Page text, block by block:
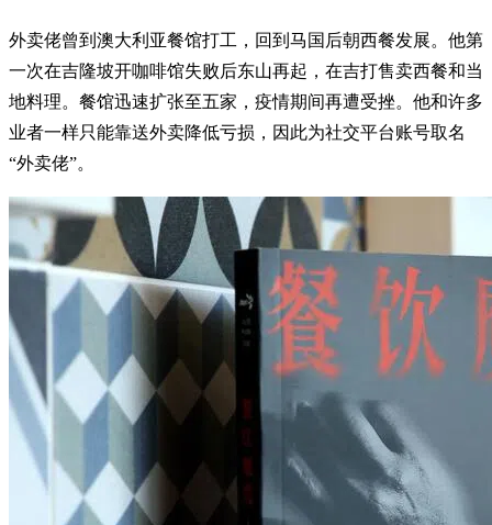
外卖佬曾到澳大利亚餐馆打工，回到马国后朝西餐发展。他第
一次在吉隆坡开咖啡馆失败后东山再起，在吉打售卖西餐和当
地料理。餐馆迅速扩张至五家，疫情期间再遭受挫。他和许多
业者一样只能靠送外卖降低亏损，因此为社交平台账号取名
“外卖佬”。